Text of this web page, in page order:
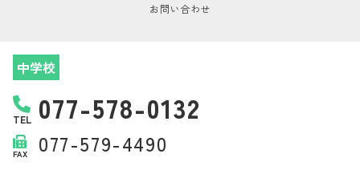
お問い合わせ
中学校
TEL 077-578-0132
FAX 077-579-4490